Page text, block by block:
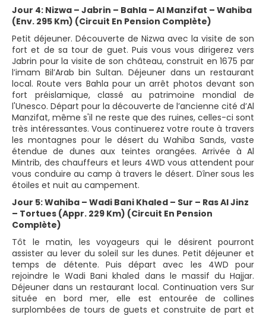
Jour 4: Nizwa – Jabrin – Bahla – Al Manzifat – Wahiba
(Env. 295 Km) (Circuit En Pension Complète)
Petit déjeuner. Découverte de Nizwa avec la visite de son
fort et de sa tour de guet. Puis vous vous dirigerez vers
Jabrin pour la visite de son château, construit en 1675 par
l’imam Bil’Arab bin Sultan. Déjeuner dans un restaurant
local. Route vers Bahla pour un arrêt photos devant son
fort préislamique, classé au patrimoine mondial de
l'Unesco. Départ pour la découverte de l’ancienne cité d’Al
Manzifat, même s'il ne reste que des ruines, celles-ci sont
très intéressantes. Vous continuerez votre route à travers
les montagnes pour le désert du Wahiba Sands, vaste
étendue de dunes aux teintes orangées. Arrivée à Al
Mintrib, des chauffeurs et leurs 4WD vous attendent pour
vous conduire au camp à travers le désert. Dîner sous les
étoiles et nuit au campement.
Jour 5: Wahiba – Wadi Bani Khaled – Sur – Ras Al Jinz
– Tortues (Appr. 229 Km) (Circuit En Pension
Complète)
Tôt le matin, les voyageurs qui le désirent pourront
assister au lever du soleil sur les dunes. Petit déjeuner et
temps de détente. Puis départ avec les 4WD pour
rejoindre le Wadi Bani khaled dans le massif du Hajjar.
Déjeuner dans un restaurant local. Continuation vers Sur
située en bord mer, elle est entourée de collines
surplombées de tours de guets et construite de part et